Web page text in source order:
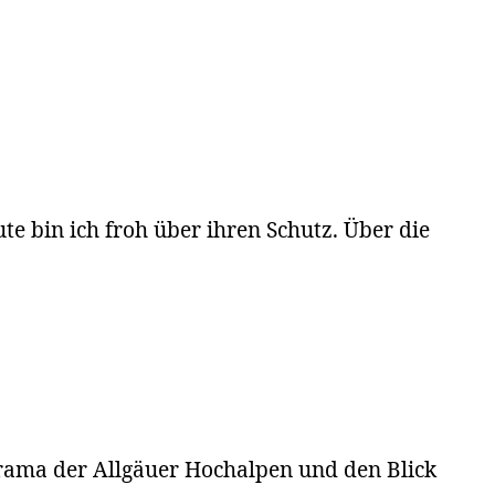
bin ich froh über ihren Schutz. Über die
der Allgäuer Hochalpen und den Blick